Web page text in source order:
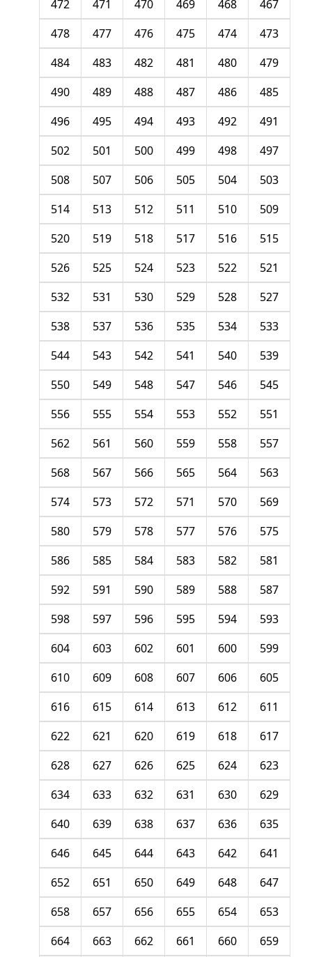
467
468
469
470
471
472
473
474
475
476
477
478
479
480
481
482
483
484
485
486
487
488
489
490
491
492
493
494
495
496
497
498
499
500
501
502
503
504
505
506
507
508
509
510
511
512
513
514
515
516
517
518
519
520
521
522
523
524
525
526
527
528
529
530
531
532
533
534
535
536
537
538
539
540
541
542
543
544
545
546
547
548
549
550
551
552
553
554
555
556
557
558
559
560
561
562
563
564
565
566
567
568
569
570
571
572
573
574
575
576
577
578
579
580
581
582
583
584
585
586
587
588
589
590
591
592
593
594
595
596
597
598
599
600
601
602
603
604
605
606
607
608
609
610
611
612
613
614
615
616
617
618
619
620
621
622
623
624
625
626
627
628
629
630
631
632
633
634
635
636
637
638
639
640
641
642
643
644
645
646
647
648
649
650
651
652
653
654
655
656
657
658
659
660
661
662
663
664